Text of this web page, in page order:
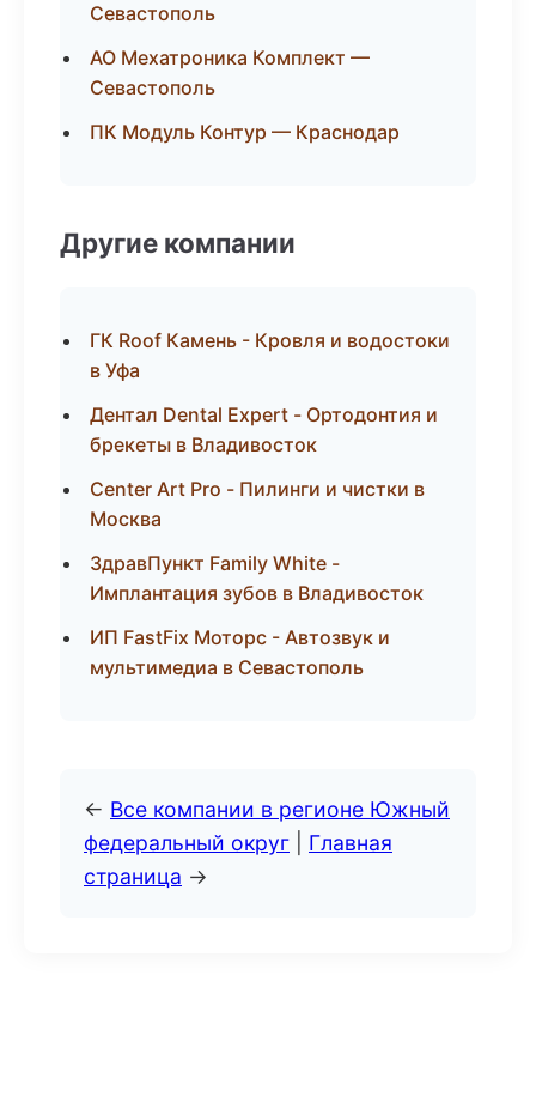
Севастополь
АО Мехатроника Комплект —
Севастополь
ПК Модуль Контур — Краснодар
Другие компании
ГК Roof Камень - Кровля и водостоки
в Уфа
Дентал Dental Expert - Ортодонтия и
брекеты в Владивосток
Center Art Pro - Пилинги и чистки в
Москва
ЗдравПункт Family White -
Имплантация зубов в Владивосток
ИП FastFix Моторс - Автозвук и
мультимедиа в Севастополь
← Все компании в регионе Южный
федеральный округ
Главная
страница →